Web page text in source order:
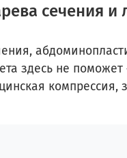
сечения
здесь не